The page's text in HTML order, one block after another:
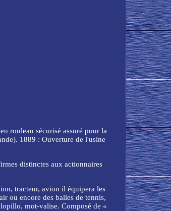
rouleau sécurisé assuré pour la
1889 : Ouverture de l'usine
distinctes aux actionnaires
tracteur, avion il équipera les
ou encore des balles de tennis,
mot-valise. Composé de «